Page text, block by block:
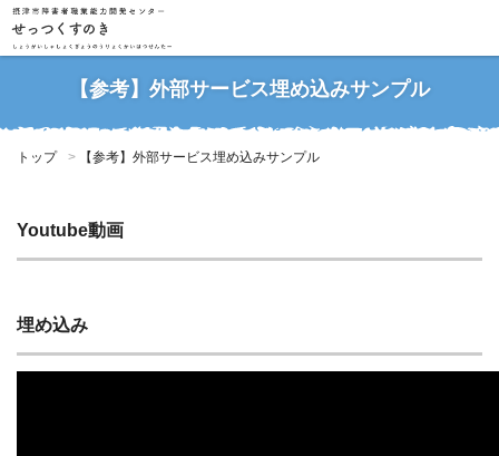
【参考】外部サービス埋め込みサンプル
トップ 【参考】外部サービス埋め込みサンプル
Youtube動画
埋め込み